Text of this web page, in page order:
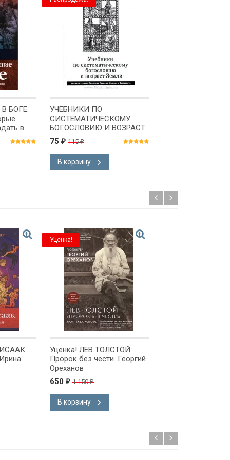
БОГЕ.
в
УЧЕБНИКИ ПО
СИСТЕМАТИЧЕСКОМУ
БОГОСЛОВИЮ И ВОЗРАСТ
ЗЕМЛИ. Терри Мортенсон
75 ₽ 115₽
В корзину
Уценка!
Уценка! ЛЕВ ТОЛСТОЙ.
Пророк без чести. Георгий
Ореханов
650 ₽ 1 150₽
В корзину